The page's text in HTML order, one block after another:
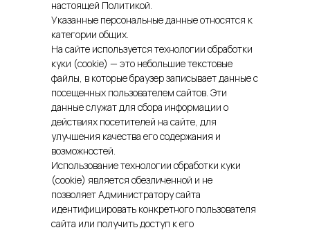
настоящей Политикой.
Указанные персональные данные относятся к
категории общих.
На сайте используется технологии обработки
куки (cookie) — это небольшие текстовые
файлы, в которые браузер записывает данные с
посещенных пользователем сайтов. Эти
данные служат для сбора информации о
действиях посетителей на сайте, для
улучшения качества его содержания и
возможностей.
Использование технологии обработки куки
(cookie) является обезличенной и не
позволяет Администратору сайта
идентифицировать конкретного пользователя
сайта или получить доступ к его